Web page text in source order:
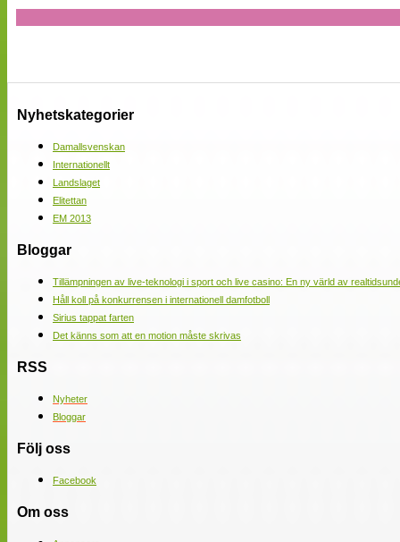
Nyhetskategorier
Damallsvenskan
Internationellt
Landslaget
Elitettan
EM 2013
Bloggar
Tillämpningen av live-teknologi i sport och live casino: En ny värld av
Håll koll på konkurrensen i internationell damfotboll
Sirius tappat farten
Det känns som att en motion måste skrivas
RSS
Nyheter
Bloggar
Följ oss
Facebook
Om oss